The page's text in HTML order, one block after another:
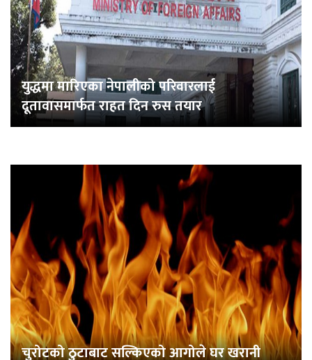
युद्धमा मारिएका नेपालीको परिवारलाई
दूतावासमार्फत राहत दिन रुस तयार
चुरोटको ठुटाबाट सल्किएको आगोले घर खरानी